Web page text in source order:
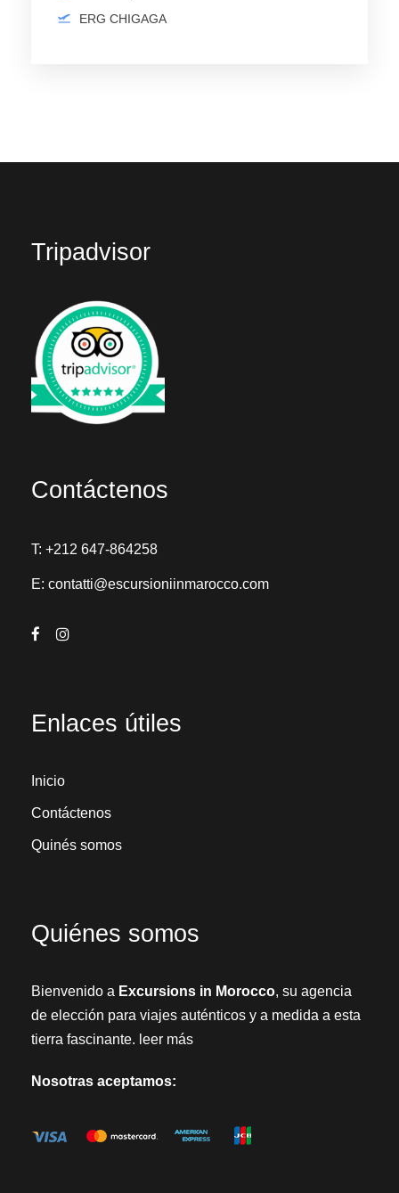
ERG CHIGAGA
Tripadvisor
Contáctenos
T: +212 647-864258
E: contatti@escursioniinmarocco.com
Enlaces útiles
Inicio
Contáctenos
Quinés somos
Quiénes somos
Bienvenido a Excursions in Morocco, su agencia
de elección para viajes auténticos y a medida a esta
tierra fascinante. leer más
Nosotras aceptamos: